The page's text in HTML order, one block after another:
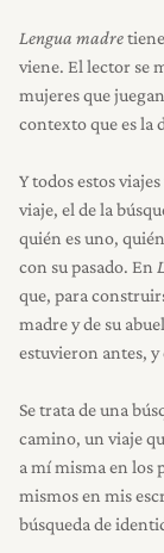
Lengua madre
viene. El lector se
mujeres que
contexto que es la
Y todos estos
viaje, el de la
quién es uno,
con su pasado. En
que, para
madre y de su
estuvieron antes,
Se trata de una
camino, un viaje
a mí misma en los
mismos en mis
búsqueda de